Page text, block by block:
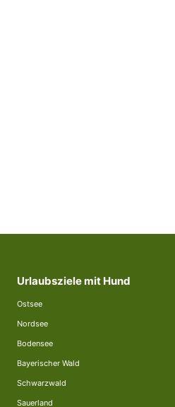
Urlaubsziele mit Hund
Ostsee
Nordsee
Bodensee
Bayerischer Wald
Schwarzwald
Sauerland